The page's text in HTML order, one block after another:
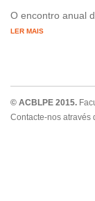
O encontro anual
LER MAIS
© ACBLPE 2015.
Contacte-nos através